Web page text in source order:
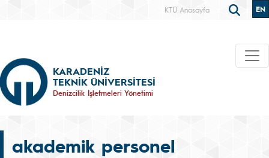
KTÜ Anasayfa EN
KARADENİZ
TEKNİK ÜNİVERSİTESİ
Denizcilik İşletmeleri Yönetimi
akademik personel